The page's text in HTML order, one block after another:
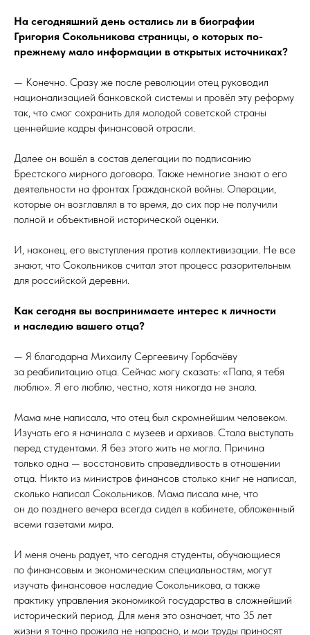
На сегодняшний день остались ли в биографии
Григория Сокольникова страницы, о которых по-
прежнему мало информации в открытых источниках?
— Конечно. Сразу же после революции отец руководил
национализацией банковской системы и провёл эту реформу
так, что смог сохранить для молодой советской страны
ценнейшие кадры финансовой отрасли.
Далее он вошёл в состав делегации по подписанию
Брестского мирного договора. Также немногие знают о его
деятельности на фронтах Гражданской войны. Операции,
которые он возглавлял в то время, до сих пор не получили
полной и объективной исторической оценки.
И, наконец, его выступления против коллективизации. Не все
знают, что Сокольников считал этот процесс разорительным
для российской деревни.
Как сегодня вы воспринимаете интерес к личности
и наследию вашего отца?
— Я благодарна Михаилу Сергеевичу Горбачёву
за реабилитацию отца. Сейчас могу сказать: «Папа, я тебя
люблю». Я его люблю, честно, хотя никогда не знала.
Мама мне написала, что отец был скромнейшим человеком.
Изучать его я начинала с музеев и архивов. Стала выступать
перед студентами. Я без этого жить не могла. Причина
только одна — восстановить справедливость в отношении
отца. Никто из министров финансов столько книг не написал,
сколько написал Сокольников. Мама писала мне, что
он до позднего вечера всегда сидел в кабинете, обложенный
всеми газетами мира.
И меня очень радует, что сегодня студенты, обучающиеся
по финансовым и экономическим специальностям, могут
изучать финансовое наследие Сокольникова, а также
практику управления экономикой государства в сложнейший
исторический период. Для меня это означает, что 35 лет
жизни я точно прожила не напрасно, и мои труды приносят